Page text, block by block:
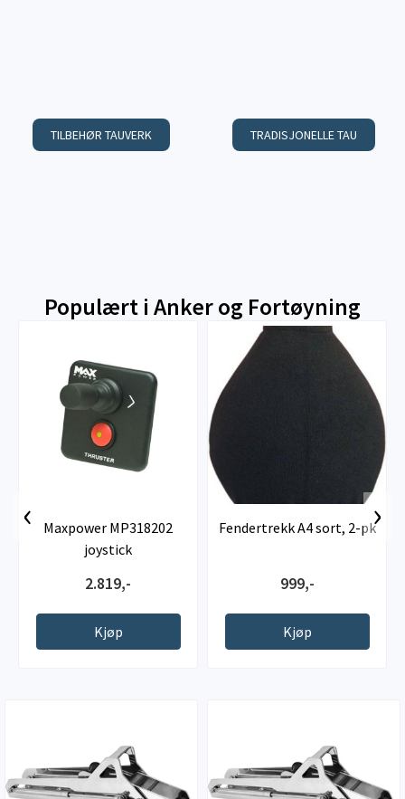
TILBEHØR TAUVERK TRADISJONELLE TAU
Populært i Anker og Fortøyning
Maxpower MP318202
joystick
2.819,-
Kjøp
Fendertrekk A4 sort, 2-pk
999,-
Kjøp
‹ ›